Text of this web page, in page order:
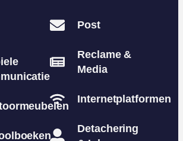
Post
Reclame &
Media
Internetplatformen
Detachering